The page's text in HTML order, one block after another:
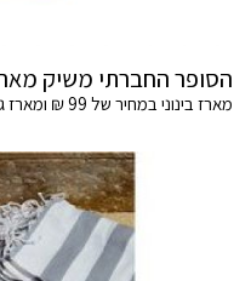
הסופר החברתי משיק
מארז בינוני במחיר של 99 ₪ ומארז גדול ב-149 ₪.